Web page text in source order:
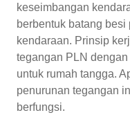
keseimbangan
berbentuk batang
kendaraan. Prinsip
tegangan PLN
untuk rumah tangga.
penurunan tegangan
berfungsi.